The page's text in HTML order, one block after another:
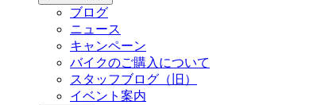
ブログ
ニュース
キャンペーン
バイクのご購入について
スタッフブログ（旧）
イベント案内